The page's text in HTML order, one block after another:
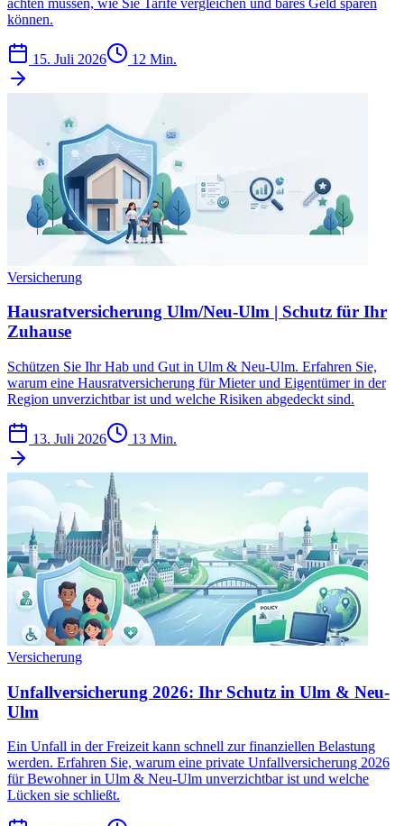
können.
15. Juli 2026 12 Min.
Versicherung
Hausratversicherung Ulm/Neu-Ulm | Schutz für Ihr
Zuhause
Schützen Sie Ihr Hab und Gut in Ulm & Neu-Ulm. Erfahren Sie,
warum eine Hausratversicherung für Mieter und Eigentümer in der
Region unverzichtbar ist und welche Risiken abgedeckt sind.
13. Juli 2026 13 Min.
Versicherung
Unfallversicherung 2026: Ihr Schutz in Ulm & Neu-
Ulm
Ein Unfall in der Freizeit kann schnell zur finanziellen Belastung
werden. Erfahren Sie, warum eine private Unfallversicherung 2026
für Bewohner in Ulm & Neu-Ulm unverzichtbar ist und welche
Lücken sie schließt.